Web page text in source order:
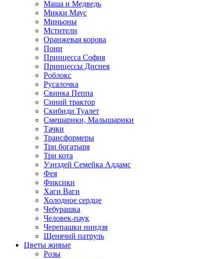
Маша и Медведь
Микки Маус
Миньоны
Мстители
Оранжевая корова
Пони
Принцесса София
Принцессы Диснея
Роблокс
Русалочка
Свинка Пеппа
Синий трактор
Скибиди Туалет
Смешарики, Малышарики
Тачки
Трансформеры
Три богатыря
Три кота
Уэнздей Семейка Аддамс
Фея
Фиксики
Хаги Ваги
Холодное сердце
Чебурашка
Человек-паук
Черепашки ниндзя
Щенячий патруль
Цветы живые
Розы